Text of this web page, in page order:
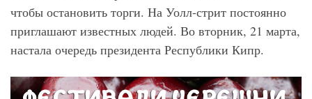
чтобы остановить торги. На Уолл-стрит постоянно
приглашают известных людей. Во вторник, 21 марта,
настала очередь президента Республики Кипр.